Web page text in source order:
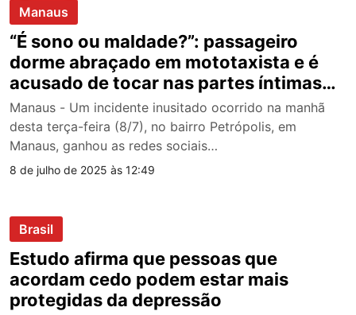
Manaus
“É sono ou maldade?”: passageiro
dorme abraçado em mototaxista e é
acusado de tocar nas partes íntimas
do piloto em Manaus; veja vídeo
Manaus - Um incidente inusitado ocorrido na manhã
desta terça-feira (8/7), no bairro Petrópolis, em
Manaus, ganhou as redes sociais…
8 de julho de 2025 às 12:49
Brasil
Estudo afirma que pessoas que
acordam cedo podem estar mais
protegidas da depressão